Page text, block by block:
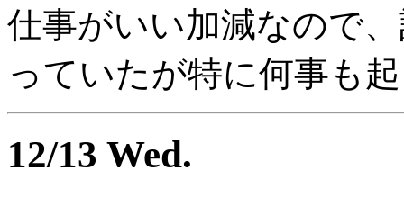
仕事がいい加減なので
っていたが特に何事も
12/13 Wed.